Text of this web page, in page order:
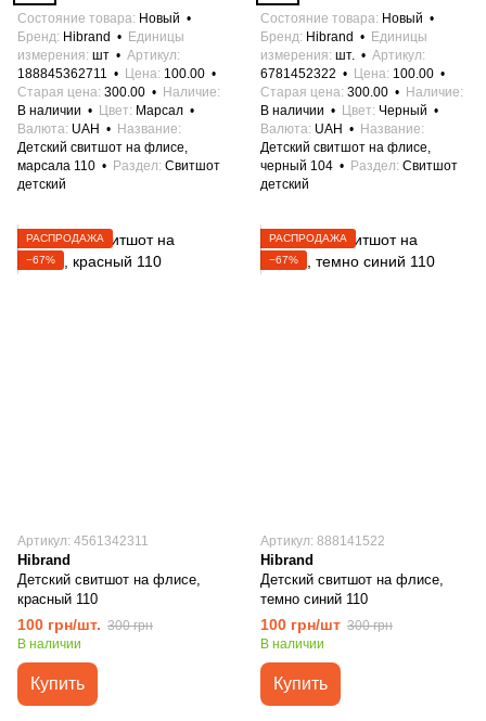
Состояние товара Новый
Бренд Hibrand
Единицы
измерения шт
Артикул
188845362711
Цена 100.00
Старая цена 300.00
Наличие
В наличии
Цвет
Марсал
Валюта UAH
Название
Детский свитшот на флисе,
марсала 110
Раздел Свитшот
детский
Состояние товара Новый
Бренд Hibrand
Единицы
измерения шт.
Артикул
6781452322
Цена 100.00
Старая цена 300.00
Наличие
В наличии
Цвет Черный
Валюта UAH
Название
Детский свитшот на флисе,
черный 104
Раздел Свитшот
детский
РАСПРОДАЖА
−67%
Артикул: 4561342311
Hibrand
Детский свитшот на флисе,
красный 110
100 грн/шт. 300 грн
В наличии
Купить
РАСПРОДАЖА
−67%
Артикул: 888141522
Hibrand
Детский свитшот на флисе,
темно синий 110
100 грн/шт 300 грн
В наличии
Купить